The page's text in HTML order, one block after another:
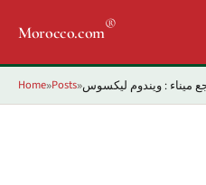
Morocco.com®
Home»Posts»ميناء : ويندوم ليكسوس